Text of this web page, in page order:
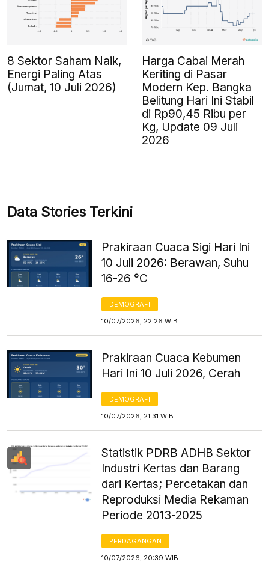
8 Sektor Saham Naik,
Energi Paling Atas
(Jumat, 10 Juli 2026)
Harga Cabai Merah
Keriting di Pasar
Modern Kep. Bangka
Belitung Hari Ini Stabil
di Rp90,45 Ribu per
Kg, Update 09 Juli
2026
Data Stories Terkini
Prakiraan Cuaca Sigi Hari Ini
10 Juli 2026: Berawan, Suhu
16-26 °C
DEMOGRAFI
10/07/2026, 22:26 WIB
Prakiraan Cuaca Kebumen
Hari Ini 10 Juli 2026, Cerah
DEMOGRAFI
10/07/2026, 21:31 WIB
Statistik PDRB ADHB Sektor
Industri Kertas dan Barang
dari Kertas; Percetakan dan
Reproduksi Media Rekaman
Periode 2013-2025
PERDAGANGAN
10/07/2026, 20:39 WIB